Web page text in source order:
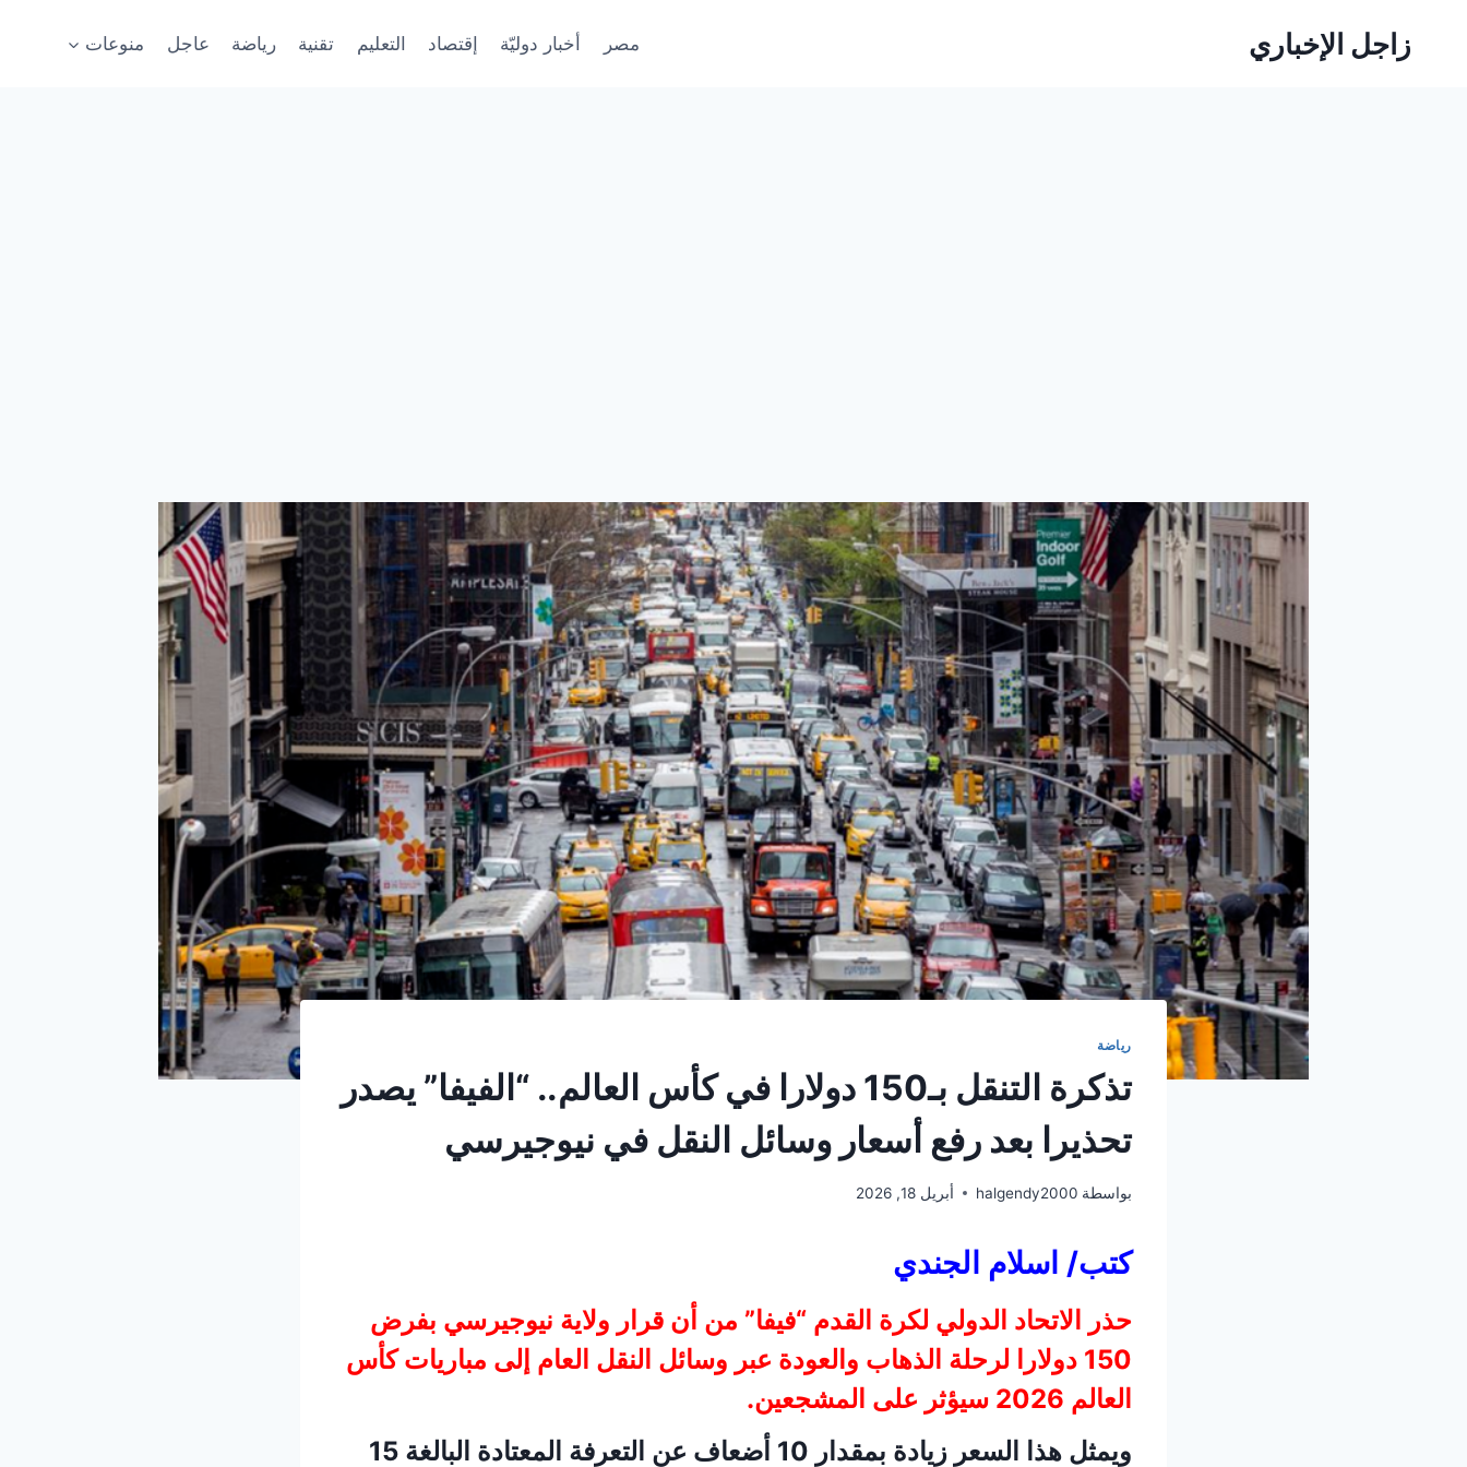
زاجل الإخباري مصر أخبار دوليّة إقتصاد التعليم تقنية رياضة عاجل منوعات
رياضة
تذكرة التنقل بـ150 دولارا في كأس العالم.. “الفيفا” يصدر
تحذيرا بعد رفع أسعار وسائل النقل في نيوجيرسي
بواسطة halgendy2000 أبريل 18, 2026
كتب/ اسلام الجندي
حذر الاتحاد الدولي لكرة القدم “فيفا” من أن قرار ولاية نيوجيرسي بفرض
150 دولارا لرحلة الذهاب والعودة عبر وسائل النقل العام إلى مباريات ‌كأس
العالم 2026 سيؤثر على المشجعين.
ويمثل هذا السعر زيادة بمقدار 10 أضعاف عن التعرفة المعتادة البالغة 15